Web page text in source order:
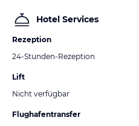
Hotel Services
Rezeption
24-Stunden-Rezeption
Lift
Nicht verfügbar
Flughafentransfer